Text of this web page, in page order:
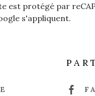
est protégé par
s'appliquent.